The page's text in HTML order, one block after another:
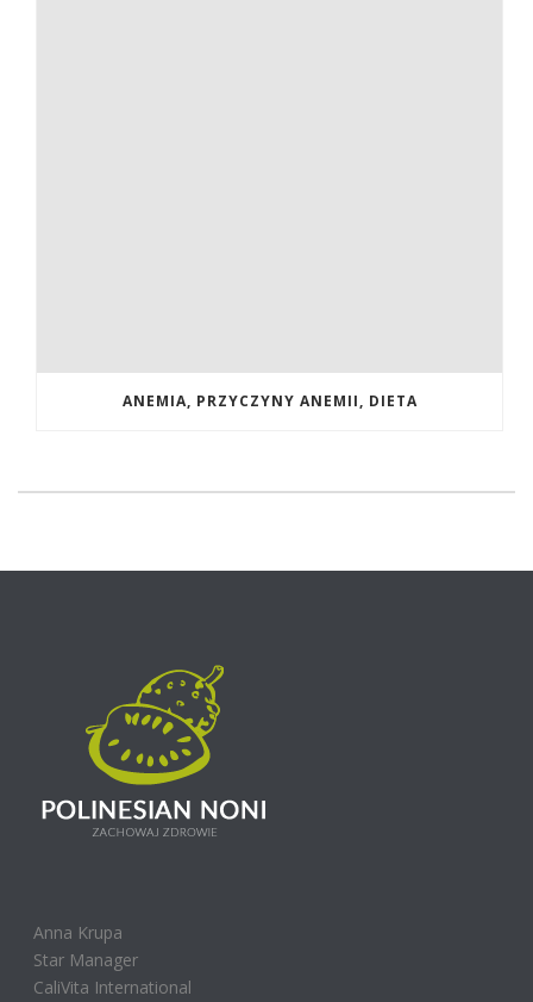
ANEMIA, PRZYCZYNY ANEMII, DIETA
Anna Krupa
Star Manager
CaliVita International